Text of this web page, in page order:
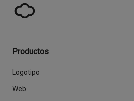
Productos
Logotipo
Web